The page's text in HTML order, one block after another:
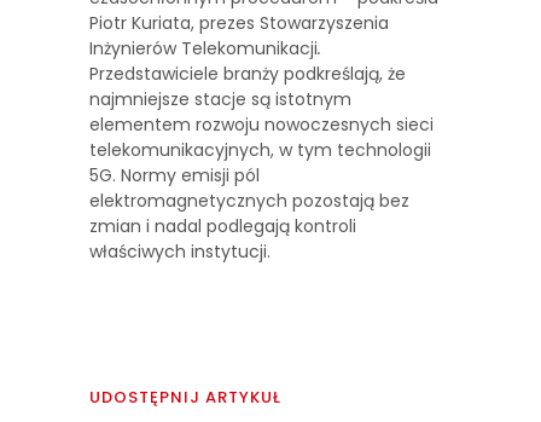
Piotr Kuriata, prezes Stowarzyszenia
Inżynierów Telekomunikacji.
Przedstawiciele branży podkreślają, że
najmniejsze stacje są istotnym
elementem rozwoju nowoczesnych sieci
telekomunikacyjnych, w tym technologii
5G. Normy emisji pól
elektromagnetycznych pozostają bez
zmian i nadal podlegają kontroli
właściwych instytucji.
UDOSTĘPNIJ ARTYKUŁ